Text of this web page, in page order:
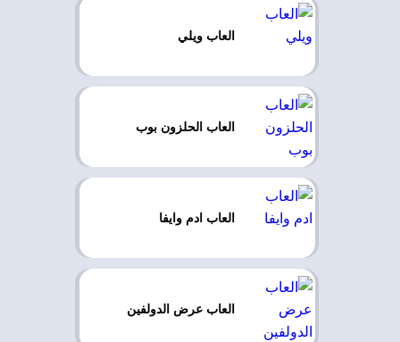
العاب ويلي
العاب الحلزون بوب
العاب ادم وايفا
العاب عرض الدولفين